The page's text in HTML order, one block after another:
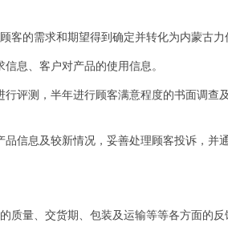
的需求和期望得到确定并转化为内蒙古力
息、客户对产品的使用信息。
评测，半年进行顾客满意程度的书面调查
信息及较新情况，妥善处理顾客投诉，
质量、交货期、包装及运输等等各方面的反